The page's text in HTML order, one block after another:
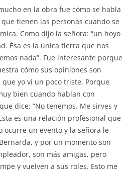
en la obra fue cómo se habla
tienen las personas cuando se
Como dijo la señora: “un hoyo
Ésa es la única tierra que nos
nada”. Fue interesante porque
cómo sus opiniones son
yo vi un poco triste. Porque
bien cuando hablan con
dice: “No tenemos. Me sirves y
es una relación profesional que
ocurre un evento y la señora le
y por un momento son
son más amigas, pero
y vuelven a sus roles. Esto me